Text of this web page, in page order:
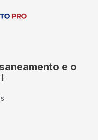
e o